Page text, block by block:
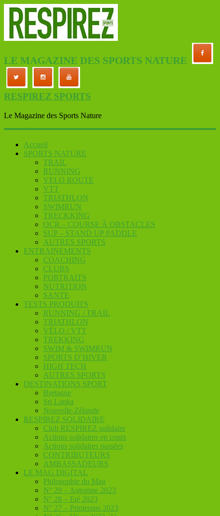
LE MAGAZINE DES SPORTS NATURE
RESPIREZ SPORTS
Le Magazine des Sports Nature
Accueil
SPORTS NATURE
TRAIL
RUNNING
VELO ROUTE
VTT
TRIATHLON
SWIMRUN
TRECKKING
OCR – COURSE À OBSTACLES
SUP – STAND UP PADDLE
AUTRES SPORTS
ENTRAINEMENTS
COACHING
CLUBS
PORTRAITS
NUTRITION
SANTE
TESTS PRODUITS
RUNNING / TRAIL
TRIATHLON
VÉLO / VTT
TREKKING
SWIM & SWIMRUN
SPORTS D’HIVER
HIGH TECH
AUTRES SPORTS
DESTINATIONS SPORT
Bretagne
Sri Lanka
Nouvelle-Zélande
RESPIREZ SOLIDAIRE
Club RESPIREZ solidaire
Actions solidaires en cours
Actions solidaires passées
CONTRIBUTEURS
AMBASSADEURS
LE MAG DIGITAL
Philosophie du Mag
N° 29 – Automne 2023
N° 28 – Eté 2023
N° 27 – Printemps 2023